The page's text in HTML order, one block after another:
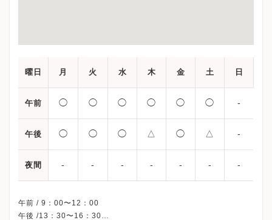
曜日 月 火 水 木 金 土 日
午前 ◯ ◯ ◯ ◯ ◯ ◯ -
午後 ◯ ◯ ◯ △ ◯ △ -
夜間 - - - - - - -
午前 / 9：00〜12：00
午後 /13：30〜16：30